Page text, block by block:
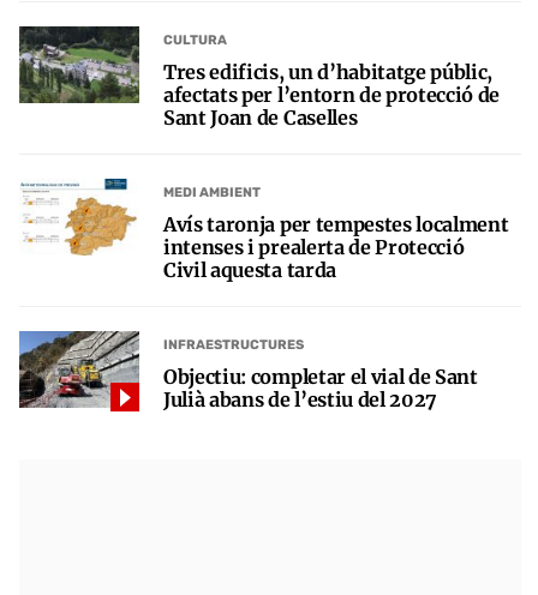
CULTURA
Tres edificis, un d’habitatge públic,
afectats per l’entorn de protecció de
Sant Joan de Caselles
MEDI AMBIENT
Avís taronja per tempestes localment
intenses i prealerta de Protecció
Civil aquesta tarda
INFRAESTRUCTURES
Objectiu: completar el vial de Sant
Julià abans de l’estiu del 2027